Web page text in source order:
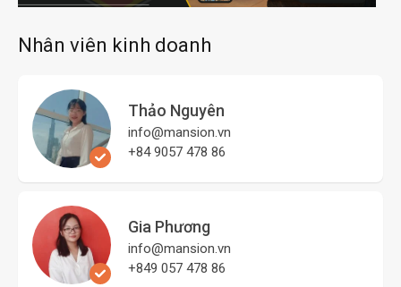
Nhân viên kinh doanh
Thảo Nguyên
info@mansion.vn
+84 9057 478 86
Gia Phương
info@mansion.vn
+849 057 478 86